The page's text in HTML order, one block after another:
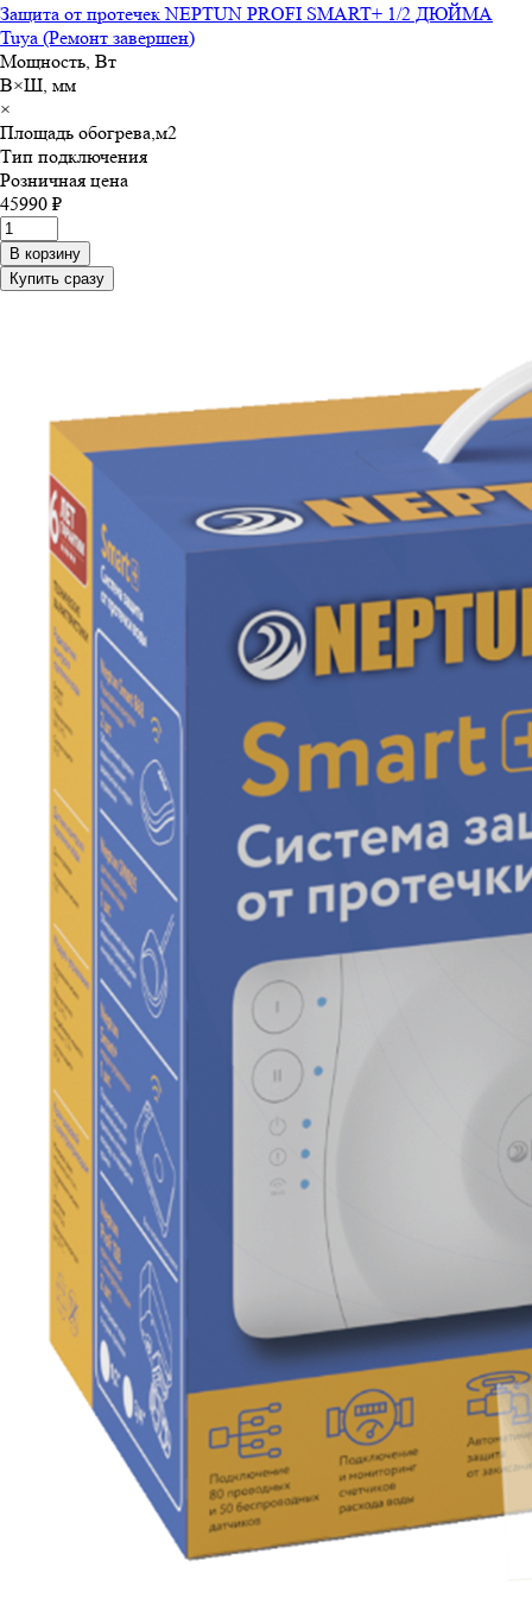
Защита от протечек NEPTUN PROFI SMART+ 1/2 ДЮЙМА
Tuya (Ремонт завершен)
Мощность, Вт
В×Ш, мм
×
Площадь обогрева,м2
Тип подключения
Розничная цена
45990 ₽
В корзину
Купить сразу